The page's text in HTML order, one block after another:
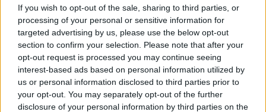
If you wish to opt-out of the sale, sharing to third parties, or
processing of your personal or sensitive information for
targeted advertising by us, please use the below opt-out
section to confirm your selection. Please note that after your
opt-out request is processed you may continue seeing
interest-based ads based on personal information utilized by
us or personal information disclosed to third parties prior to
your opt-out. You may separately opt-out of the further
disclosure of your personal information by third parties on the
A BAROKK ÖSSZES ÁRNYALATA ÉS MÉG EGY SOR
KIVÁLÓ PROGRAM VÁR MINDENKIT EZEN A HÉTVÉGÉN
GYŐRBEN